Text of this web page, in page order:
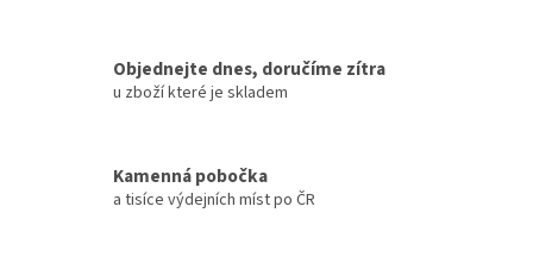
Objednejte dnes, doručíme zítra
u zboží které je skladem
Kamenná pobočka
a tisíce výdejních míst po ČR